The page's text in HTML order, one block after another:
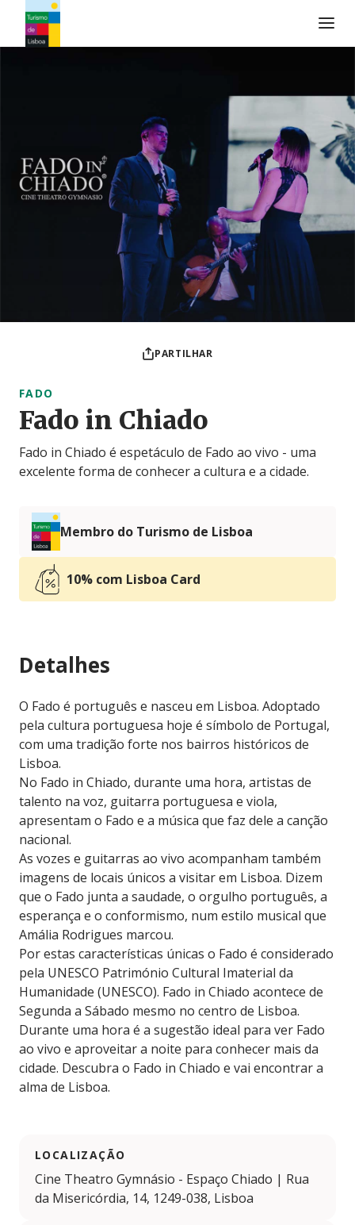
PARTILHAR
FADO
Fado in Chiado
Fado in Chiado é espetáculo de Fado ao vivo - uma
excelente forma de conhecer a cultura e a cidade.
Membro do Turismo de Lisboa
10% com Lisboa Card
Detalhes
O Fado é português e nasceu em Lisboa. Adoptado
pela cultura portuguesa hoje é símbolo de Portugal,
com uma tradição forte nos bairros históricos de
Lisboa.
No Fado in Chiado, durante uma hora, artistas de
talento na voz, guitarra portuguesa e viola,
apresentam o Fado e a música que faz dele a canção
nacional.
As vozes e guitarras ao vivo acompanham também
imagens de locais únicos a visitar em Lisboa. Dizem
que o Fado junta a saudade, o orgulho português, a
esperança e o conformismo, num estilo musical que
Amália Rodrigues marcou.
Por estas características únicas o Fado é considerado
pela UNESCO Património Cultural Imaterial da
Humanidade (UNESCO). Fado in Chiado acontece de
Segunda a Sábado mesmo no centro de Lisboa.
Durante uma hora é a sugestão ideal para ver Fado
ao vivo e aproveitar a noite para conhecer mais da
cidade. Descubra o Fado in Chiado e vai encontrar a
alma de Lisboa.
LOCALIZAÇÃO
Cine Theatro Gymnásio - Espaço Chiado | Rua
da Misericórdia, 14, 1249-038, Lisboa